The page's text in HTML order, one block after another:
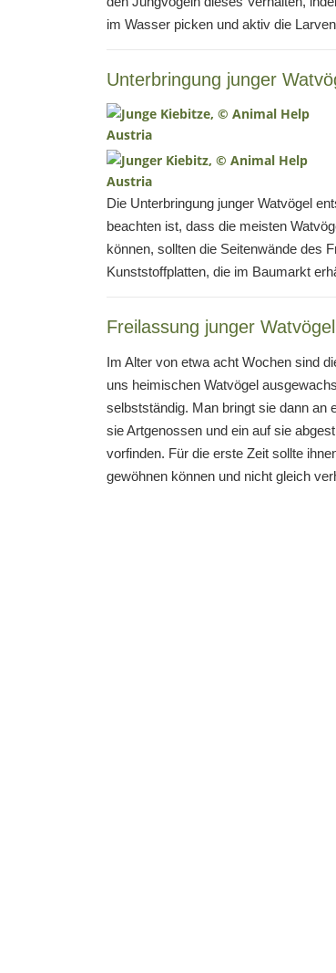
im Wasser picken und aktiv die
Unterbringung junger
Die Unterbringung junger Watvögel
beachten ist, dass die meisten
können, sollten die Seitenwände des
Kunststoffplatten, die im Baumarkt
Freilassung junger Watvögel
Im Alter von etwa acht Wochen sind
uns heimischen Watvögel
selbstständig. Man bringt sie dann an
sie Artgenossen und ein auf sie
vorfinden. Für die erste Zeit sollte
gewöhnen können und nicht gleich